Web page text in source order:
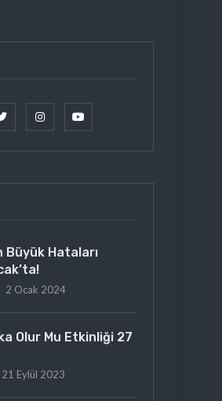
Büyük Hataları
2 Ocak 2024
Olur Mu Etkinliği 27
21 Eylül 2023